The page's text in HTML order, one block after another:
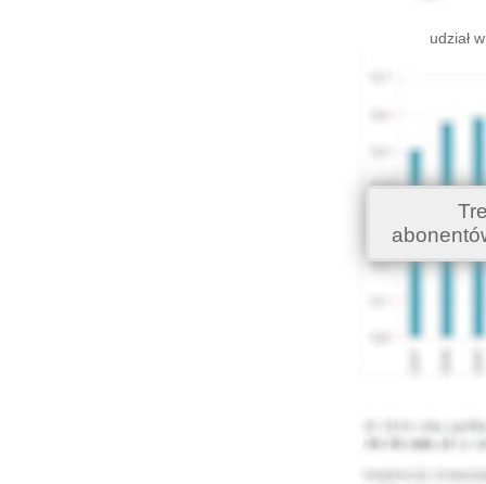
udział